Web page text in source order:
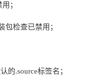
；
包检查已禁用；
的.source标签名；